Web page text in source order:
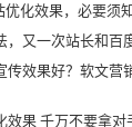
优化效果，必要须
，又一次站长和百
传效果好？软文营
效果 千万不要拿对